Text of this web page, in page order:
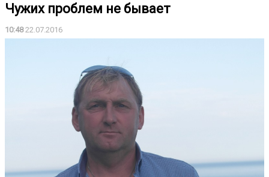
Чужих проблем не бывает
10:4822.07.2016